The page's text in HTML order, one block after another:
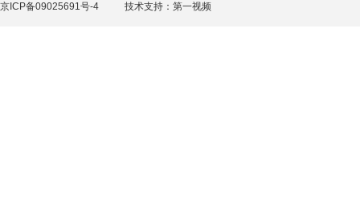
京ICP备09025691号-4 技术支持： 第一视频